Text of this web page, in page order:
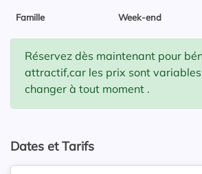
Famille Week-end
Réservez dès maintenant pour
attractif,car les prix sont
changer à tout moment .
Dates et Tarifs